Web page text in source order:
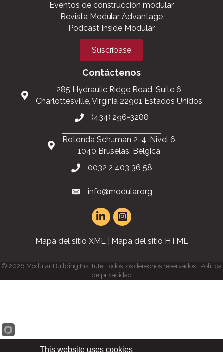
Eventos de construcción modular
Revista Modular Advantage
Podcast Inside Modular
Suscríbase
Contáctenos
285 Hydraulic Ridge Road, Suite 6
Charlottesville, Virginia 22901 Estados Unidos
(434) 296-3288
Rotonda Schuman 2-4, Nivel 6
1040 Bruselas, Bélgica
0032 2 403 36 58
info@modular.org
Mapa del sitio XML| Mapa del sitio HTML
© 2026 Modular Building Institute. Todos los derechos reservados | Política
de privacidad
This website uses cookies